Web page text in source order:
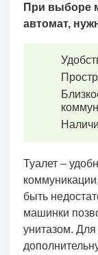
При выборе
автомат,
Туалет –
быть
машинки
унитазом. Для